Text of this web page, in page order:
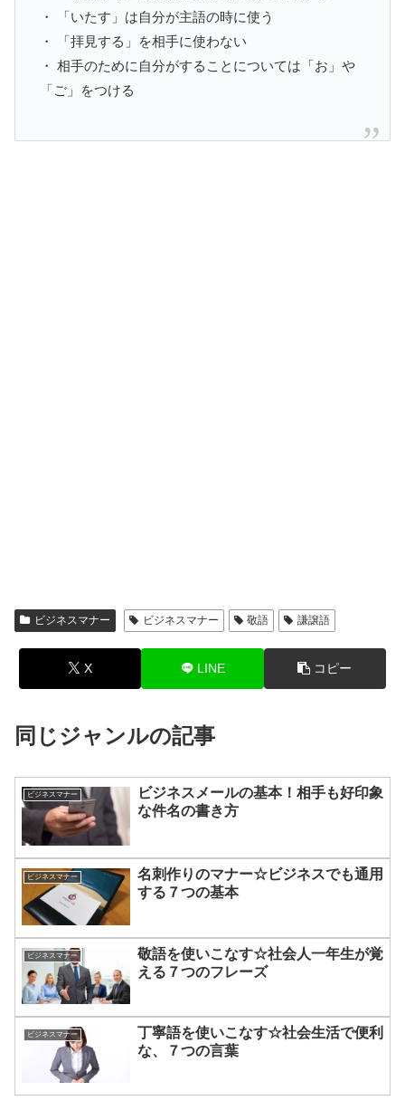
・ 「いたす」は自分が主語の時に使う
・ 「拝見する」を相手に使わない
・ 相手のために自分がすることについては「お」や
「ご」をつける
ビジネスマナー ビジネスマナー 敬語 謙譲語
X LINE コピー
同じジャンルの記事
ビジネスマナー
ビジネスメールの基本！相手も好印象
な件名の書き方
ビジネスマナー
名刺作りのマナー☆ビジネスでも通用
する７つの基本
ビジネスマナー
敬語を使いこなす☆社会人一年生が覚
える７つのフレーズ
ビジネスマナー
丁寧語を使いこなす☆社会生活で便利
な、７つの言葉